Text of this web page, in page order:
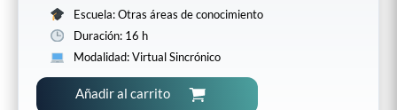
Escuela: Otras áreas de conocimiento
Duración: 16 h
Modalidad: Virtual Sincrónico
Añadir al carrito